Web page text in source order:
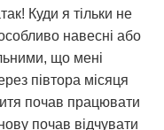
Куди я тільки не
навесні або
що мені
півтора місяця
почав працювати
почав відчувати